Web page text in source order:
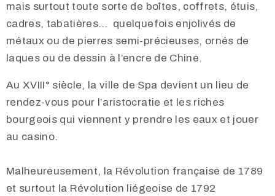
mais surtout toute sorte de boîtes, coffrets, étuis,
cadres, tabatières… quelquefois enjolivés de
métaux ou de pierres semi-précieuses, ornés de
laques ou de dessin à l’encre de Chine.
Au XVIII° siècle, la ville de Spa devient un lieu de
rendez-vous pour l’aristocratie et les riches
bourgeois qui viennent y prendre les eaux et jouer
au casino.
Malheureusement, la Révolution française de 1789
et surtout la Révolution liégeoise de 1792